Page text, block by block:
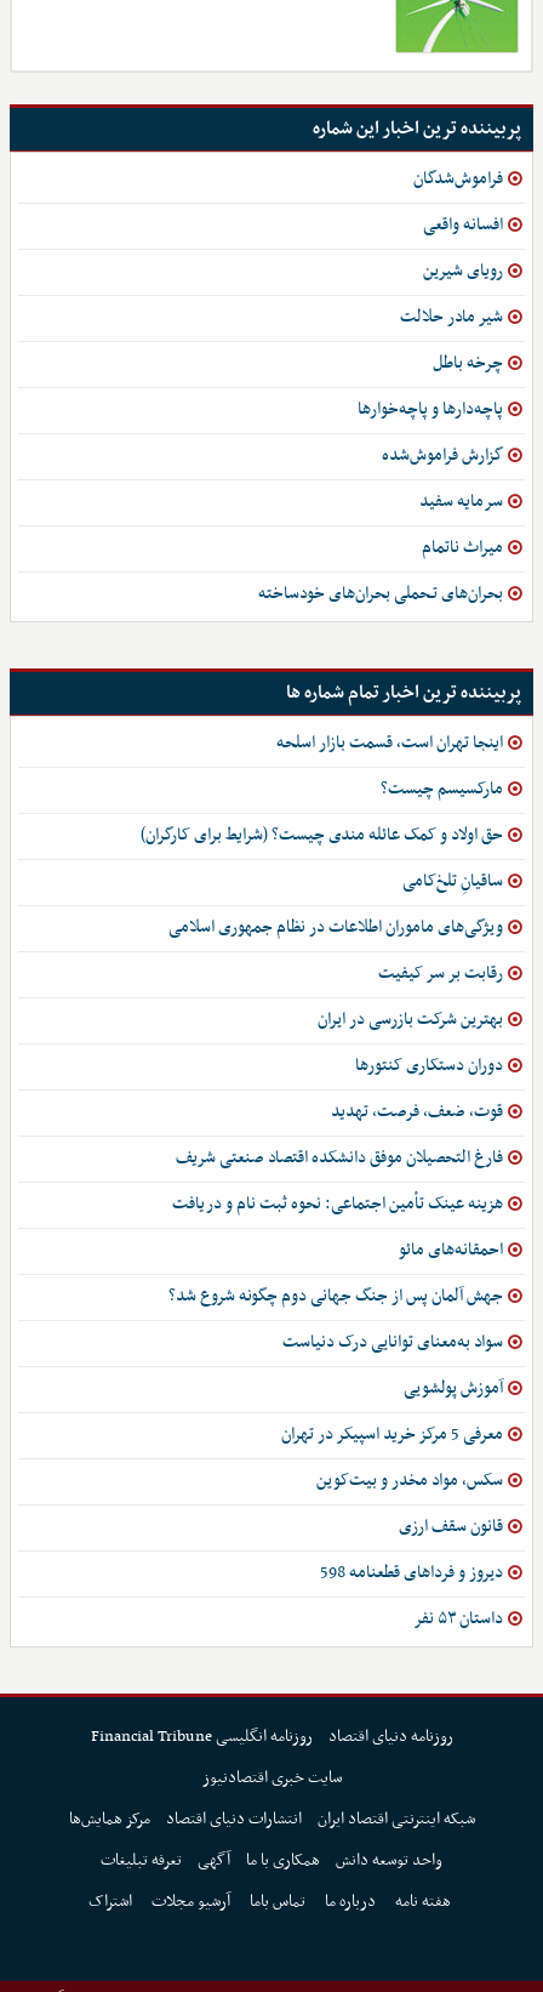
پربیننده ترین اخبار این شماره
فراموش‌شدگان
افسانه واقعی
رویای شیرین
شیر مادر حلالت
چرخه باطل
پاچه‌دارها و پاچه‌خوارها
گزارش فراموش‌شده
سرمایه سفید
میراث ناتمام
بحران‌های تـحملی بحران‌های خودساخته
پربیننده ترین اخبار تمام شماره ها
اینجا تهران است، قسمت بازار اسلحه
مارکسیسم چیست؟
حق اولاد و کمک عائله مندی چیست؟ (شرایط برای کارگران)
ساقیانِ تلخ‌کامی
ویژگی‌های ماموران اطلاعات در نظام جمهوری اسلامی
رقابت بر سر کیفیت
بهترین شرکت بازرسی در ایران
دوران دستکاری کنتورها
قوت، ضعف، فرصت، تهدید
فارغ التحصیلان موفق دانشکده اقتصاد صنعتی شریف
هزینه عینک تأمین اجتماعی: نحوه ثبت نام و دریافت
احمقانه‌های مائو
جهش آلمان پس از جنگ جهانی دوم چگونه شروع شد؟
سواد به‌معنای توانایی درک دنیاست
آموزش پولشویی
معرفی 5 مرکز خرید اسپیکر در تهران
سکس، مواد مخدر و بیت‌کوین
قانون سقف ارزی
دیروز و فرداهای قطعنامه 598
داستان ۵۳ نفر
روزنامه دنیای اقتصاد
روزنامه انگلیسی Financial Tribune
سایت خبری اقتصادنیوز
شبکه اینترنتی اقتصاد ایران انتشارات دنیای اقتصاد
مرکز همایش‌ها
واحد توسعه دانش همکاری با ما آگهی تعرفه تبلیغات
هفته نامه
درباره ما تماس باما آرشیو مجلات اشتراک